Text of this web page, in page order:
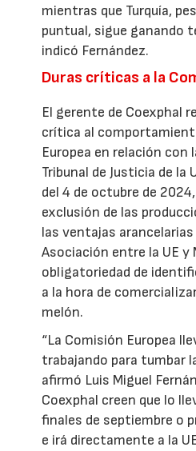
mientras que Turquía,
puntual, sigue ganando
indicó Fernández.
Duras críticas a la
El gerente de Coexphal
crítica al
Europea en relación con
Tribunal de Justicia de la
del 4 de octubre de
exclusión de las
las ventajas arancelarias
Asociación entre la UE y
obligatoriedad de
a la hora de
melón.
“La Comisión Europea
trabajando para tumbar
afirmó Luis Miguel
Coexphal creen que lo
finales de septiembre o
e irá directamente a la